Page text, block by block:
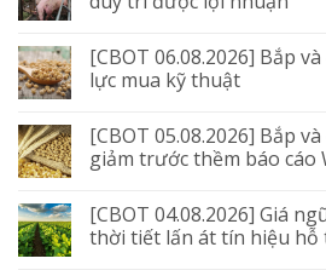
[CBOT 06.08.2026] Bắp
lực mua kỹ thuật
[CBOT 05.08.2026] Bắp
giảm trước thềm báo cáo
[CBOT 04.08.2026] Giá
thời tiết lấn át tín hiệu hỗ